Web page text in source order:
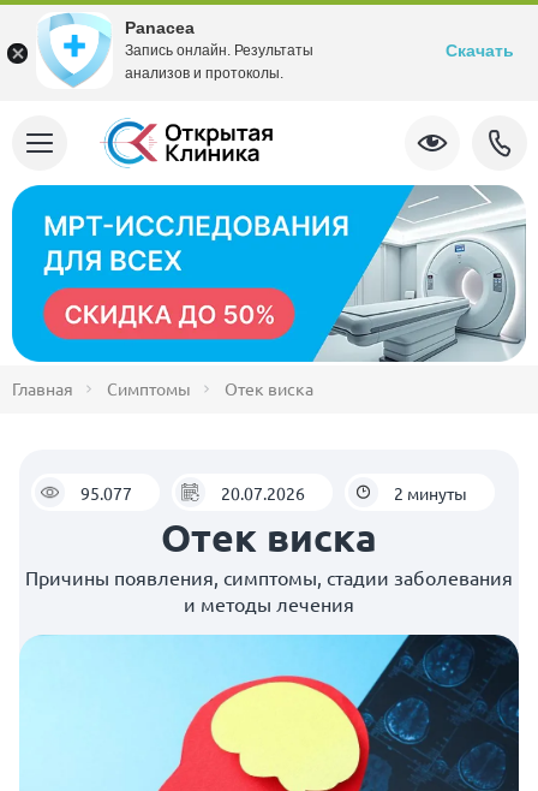
Главная Симптомы Отек виска
95.077 20.07.2026 2 минуты
Отек виска
Причины появления, симптомы, стадии заболевания
и методы лечения
Panacea
Запись онлайн. Результаты
анализов и протоколы.
Скачать